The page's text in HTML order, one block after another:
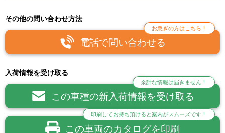
その他の問い合わせ方法
電話で問い合わせる
お急ぎの方はこちら！
入荷情報を受け取る
この車種の新入荷情報を受け取る
余計な情報は届きません！
この車両のカタログを印刷
印刷してお持ち頂けると案内がスムーズです！